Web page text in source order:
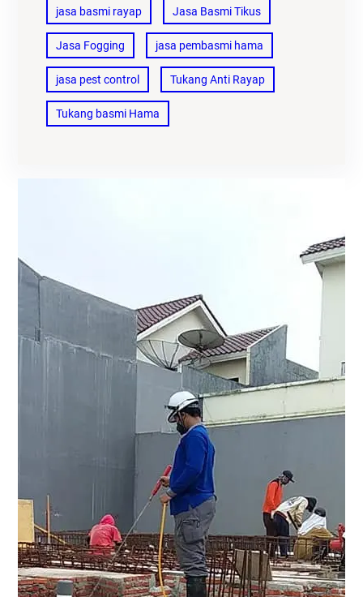
jasa basmi rayap Jasa Basmi Tikus
Jasa Fogging jasa pembasmi hama
jasa pest control Tukang Anti Rayap
Tukang basmi Hama